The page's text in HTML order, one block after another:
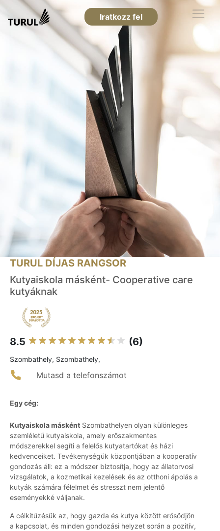
Iratkozz fel
TURUL DÍJAS RANGSOR
Kutyaiskola másként- Cooperative care
kutyáknak
8.5 (6)
Szombathely, Szombathely,
Mutasd a telefonszámot
Egy cég:
Kutyaiskola másként Szombathelyen olyan különleges
szemléletű kutyaiskola, amely erőszakmentes
módszerekkel segíti a felelős kutyatartókat és házi
kedvenceiket. Tevékenységük központjában a kooperatív
gondozás áll: ez a módszer biztosítja, hogy az állatorvosi
vizsgálatok, a kozmetikai kezelések és az otthoni ápolás a
kutyák számára félelmet és stresszt nem jelentő
eseményekké váljanak.
A célkitűzésük az, hogy gazda és kutya között erősödjön
a kapcsolat, és minden gondozási helyzet során a pozitív,